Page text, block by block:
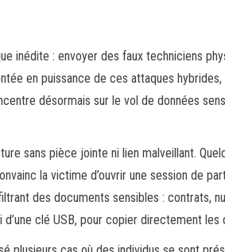
inédite : envoyer des faux techniciens
en puissance de ces attaques
désormais sur le vol de données
sans pièce jointe ni lien malveillant.
la victime d’ouvrir une session de
des documents sensibles : contrats,
clé USB, pour copier directement